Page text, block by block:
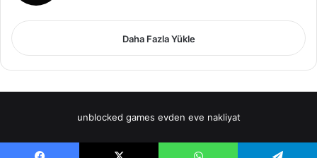
Daha Fazla Yükle
unblocked games evden eve nakliyat